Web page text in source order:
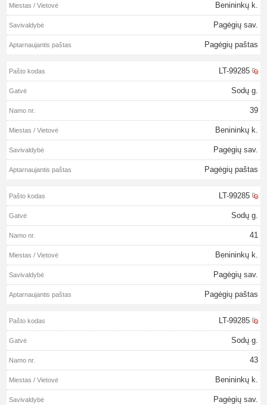
Benininkų k.
Pagėgių sav.
Pagėgių paštas
LT-99285
Sodų g.
39
Benininkų k.
Pagėgių sav.
Pagėgių paštas
LT-99285
Sodų g.
41
Benininkų k.
Pagėgių sav.
Pagėgių paštas
LT-99285
Sodų g.
43
Benininkų k.
Pagėgių sav.